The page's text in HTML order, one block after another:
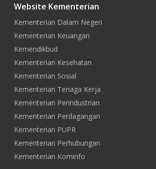
Website Kementerian
Kementerian Dalam Negeri
Kementerian Keuangan
Kemendikbud
Kementerian Kesehatan
Kementerian Sosial
Kementerian Tenaga Kerja
Kementerian Perindustrian
Kementerian Perdagangan
Kementerian PUPR
Kementerian Perhubungan
Kementerian Kominfo